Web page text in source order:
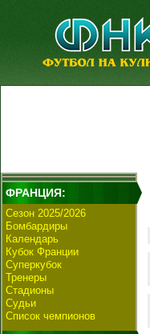
ФРАНЦИЯ:
Сезон 2025/2026
Бомбардиры
Календарь
Кубок Франции
Суперкубок
Тренеры
Стадионы
Судьи
Список чемпионов